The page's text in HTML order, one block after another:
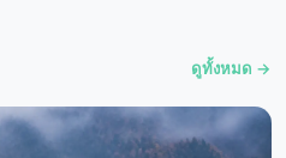
ดูทั้งหมด →